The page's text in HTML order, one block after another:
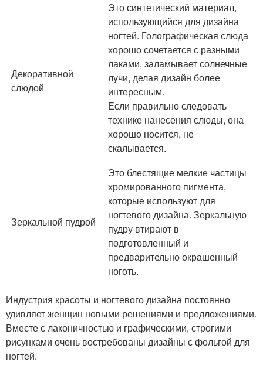
Декоративной
слюдой
Это синтетический материал,
использующийся для дизайна
ногтей. Голографическая слюда
хорошо сочетается с разными
лаками, заламывает солнечные
лучи, делая дизайн более
интересным.
Если правильно следовать
технике нанесения слюды, она
хорошо носится, не
скалывается.
Зеркальной пудрой
Это блестящие мелкие частицы
хромированного пигмента,
которые используют для
ногтевого дизайна. Зеркальную
пудру втирают в
подготовленный и
предварительно окрашенный
ноготь.
Индустрия красоты и ногтевого дизайна постоянно
удивляет женщин новыми решениями и предложениями.
Вместе с лаконичностью и графическими, строгими
рисунками очень востребованы дизайны с фольгой для
ногтей.